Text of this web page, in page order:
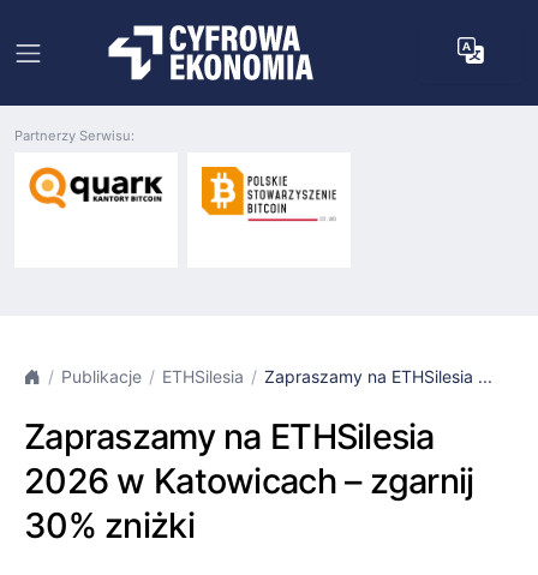
Partnerzy Serwisu:
Publikacje ETHSilesia Zapraszamy na ETHSilesia ...
Zapraszamy na ETHSilesia
2026 w Katowicach – zgarnij
30% zniżki